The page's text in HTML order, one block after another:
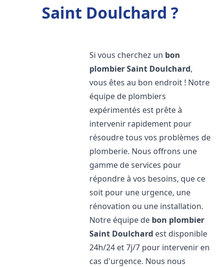
Saint Doulchard ?
Si vous cherchez un bon
plombierSaint Doulchard,
vous êtes au bon endroit ! Notre
équipe de plombiers
expérimentés est prête à
intervenir rapidement pour
résoudre tous vos problèmes de
plomberie. Nous offrons une
gamme de services pour
répondre à vos besoins, que ce
soit pour une urgence, une
rénovation ou une installation.
Notre équipe de bon plombier
Saint Doulchard est disponible
24h/24 et 7j/7 pour intervenir en
cas d'urgence. Nous nous